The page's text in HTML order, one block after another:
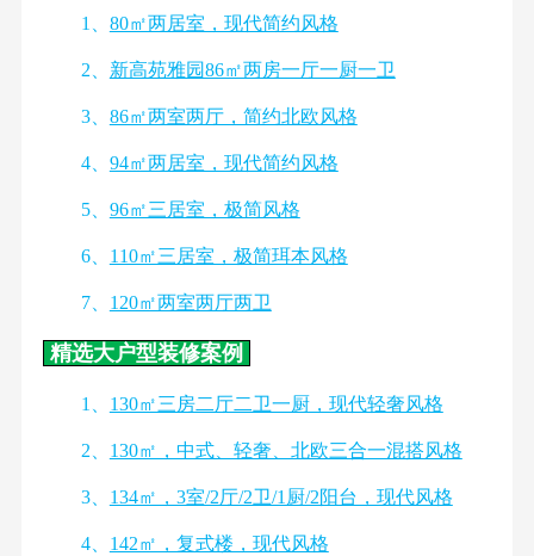
1、 80㎡两居室，现代简约风格
2、 新高苑雅园86㎡两房一厅一厨一卫
3、 86㎡两室两厅，简约北欧风格
4、 94㎡两居室，现代简约风格
5、 96㎡三居室，极简风格
6、 110㎡三居室，极简珥本风格
7、 120㎡两室两厅两卫
精选大户型装修案例
1、 130㎡三房二厅二卫一厨，现代轻奢风格
2、 130㎡，中式、轻奢、北欧三合一混搭风格
3、 134㎡，3室/2厅/2卫/1厨/2阳台，现代风格
4、 142㎡，复式楼，现代风格